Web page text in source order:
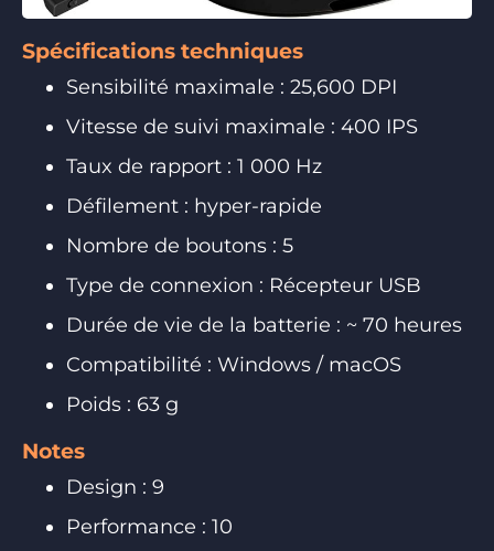
Spécifications techniques
Sensibilité maximale : 25,600 DPI
Vitesse de suivi maximale : 400 IPS
Taux de rapport : 1 000 Hz
Défilement : hyper-rapide
Nombre de boutons : 5
Type de connexion : Récepteur USB
Durée de vie de la batterie : ~ 70 heures
Compatibilité : Windows / macOS
Poids : 63 g
Notes
Design : 9
Performance : 10